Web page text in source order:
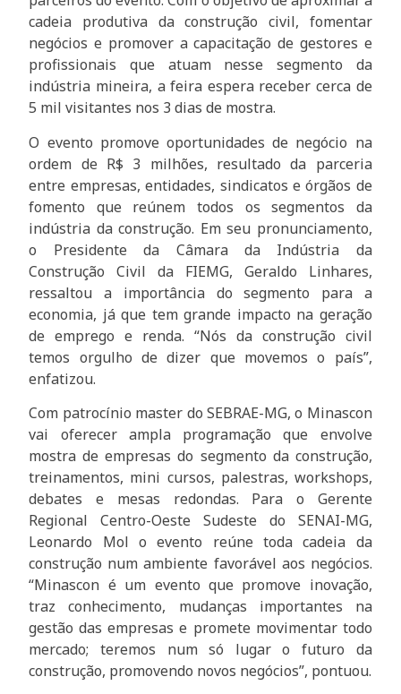
cadeia produtiva da construção civil, fomentar
negócios e promover a capacitação de gestores e
profissionais que atuam nesse segmento da
indústria mineira, a feira espera receber cerca de
5 mil visitantes nos 3 dias de mostra.
O evento promove oportunidades de negócio na
ordem de R$ 3 milhões, resultado da parceria
entre empresas, entidades, sindicatos e órgãos de
fomento que reúnem todos os segmentos da
indústria da construção. Em seu pronunciamento,
o Presidente da Câmara da Indústria da
Construção Civil da FIEMG, Geraldo Linhares,
ressaltou a importância do segmento para a
economia, já que tem grande impacto na geração
de emprego e renda. “Nós da construção civil
temos orgulho de dizer que movemos o país”,
enfatizou.
Com patrocínio master do SEBRAE-MG, o Minascon
vai oferecer ampla programação que envolve
mostra de empresas do segmento da construção,
treinamentos, mini cursos, palestras, workshops,
debates e mesas redondas. Para o Gerente
Regional Centro-Oeste Sudeste do SENAI-MG,
Leonardo Mol o evento reúne toda cadeia da
construção num ambiente favorável aos negócios.
“Minascon é um evento que promove inovação,
traz conhecimento, mudanças importantes na
gestão das empresas e promete movimentar todo
mercado; teremos num só lugar o futuro da
construção, promovendo novos negócios”, pontuou.